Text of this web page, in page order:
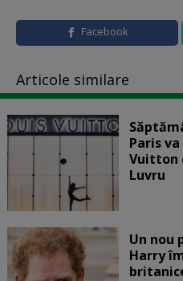
Facebook
Articole similare
Paris
Vuitton
Luvru
Un nou
Harry